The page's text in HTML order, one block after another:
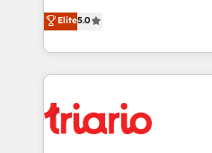
of experience and quality
them a trusted reputation
clients.” - Brian Garvey, VP, Solutions Partner
Program, HubSpot.
DIGITALISIM, nous avons
réussite des entreprises
le marketing digital, et la
pourquoi, nos experts sont
référencement, votre
et l'intégration d'HubSpot ! Les grandes phases d'un
Elite5.0